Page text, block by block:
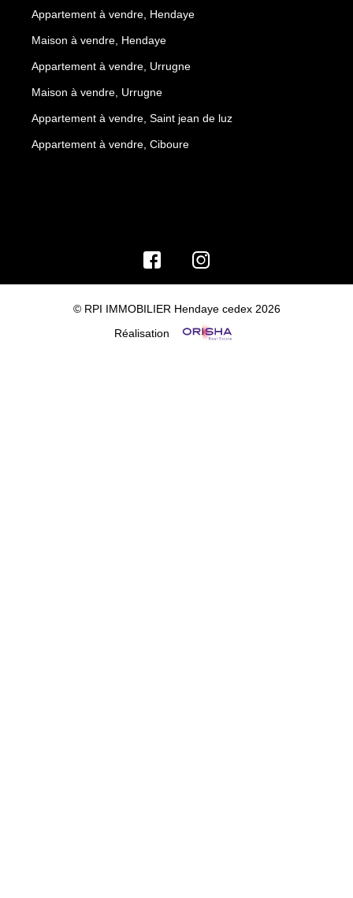
Appartement à vendre, Hendaye
Maison à vendre, Hendaye
Appartement à vendre, Urrugne
Maison à vendre, Urrugne
Appartement à vendre, Saint jean de luz
Appartement à vendre, Ciboure
© RPI IMMOBILIER Hendaye cedex 2026
Réalisation